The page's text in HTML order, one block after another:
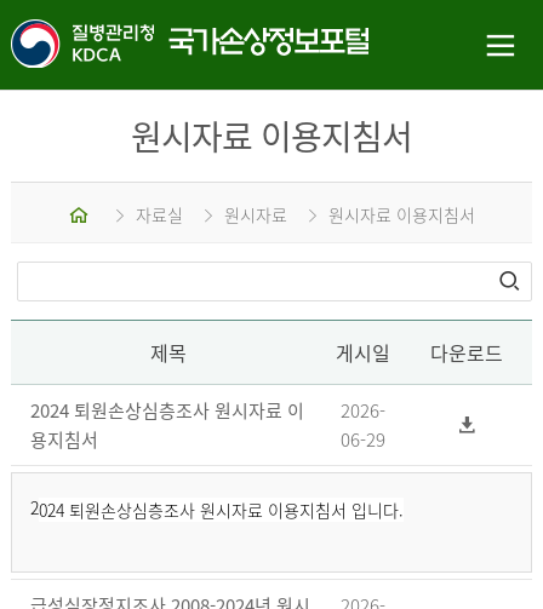
원시자료 이용지침서
홈 자료실 원시자료 원시자료 이용지침서
제목 게시일 다운로드
2024 퇴원손상심층조사 원시자료 이
용지침서
2026-
06-29
2024 퇴원손상심층조사 원시자료 이용지침서 입니다.